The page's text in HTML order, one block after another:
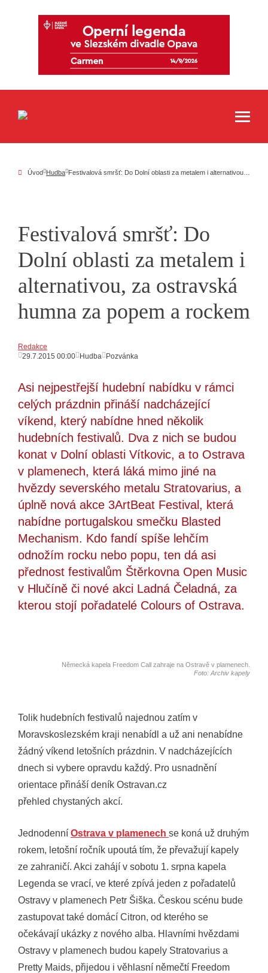
Úvod Hudba
Festivalová smršť: Do
Dolní oblasti za metalem i
alternativou, za ostravská
humna za popem a rockem
Redakce
29.7.2015 00:00
Hudba Pozvánka
Asi nejpestřejší hudební nabídku v rámci
celých prázdnin přináší nadcházející
víkend, který nabídne hned několik
hudebních festivalů. Dva z nich se budou
konat v Dolní oblasti Vítkovic, a to Ostrava
v plamenech, která láká mimo jiné na
hvězdy severského metalu Stratovarius, a
úplně nová akce 3ArtBeat Festival, která
nabídne portugalskou smečku Blasted
Mechanism. Kdo fandí spíše lehčím
odnožím rocku nebo popu, ten dá asi
přednost festivalům Štěrkovna Open Music
v Hlučíně či nové akci Ladná Čeladná, za
kterou stojí pořadatelé Colours of Ostrava.
Německá kapela Freedom Call zahraje na Ostravě v plamenech.
Foto: Archiv kapely
Tolik hudebních festivalů najednou zatím v
Moravskoslezském kraji nenabídl a už ani nenabídne
žádný víkend letošních prázdnin. V nadcházejících
dnech si vybere opravdu každý. Pro usnadnění
orientace přináší deník Ostravan.cz
přehled chystaných akcí.
Jednodenní Ostrava v plamenech se koná už druhým
rokem, letošní ročník upoutá tím, že převažují kapely
ze zahraničí. Akci zahájí v sobotu 1. srpna kapela
Legenda se vrací, ve které zpívá jeden z pořadatelů
Ostravy v plamenech Petr Šiška. Českou scénu bude
zastupovat také domácí Citron, od kterého se
očekávají ukázky z nového alba. Hlavními hvězdami
Ostravy v plamenech budou kapely Stratovarius a
Pretty Maids, přijedou i věhlasní němečtí Freedom